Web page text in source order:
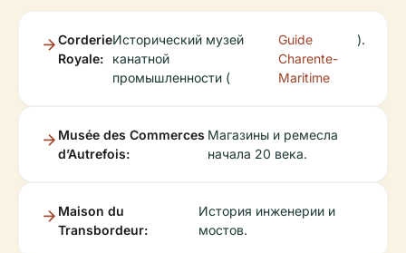
Corderie
Royale:
Исторический музей
канатной
промышленности (
Guide
Charente-
Maritime
).
Musée des Commerces
d’Autrefois:
Магазины и ремесла
начала 20 века.
Maison du
Transbordeur:
История инженерии и
мостов.